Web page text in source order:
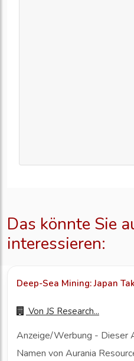
Das könnte Sie
interessieren:
Deep-Sea Mining: Japan
Von JS Research...
Anzeige/Werbung - Dieser
Namen von Aurania